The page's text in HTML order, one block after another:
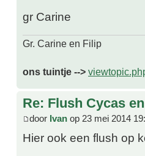
gr Carine
Gr. Carine en Filip
ons tuintje -->
Re: Flush Cycas
door Ivan op 23 mei 2014
Hier ook een flush op